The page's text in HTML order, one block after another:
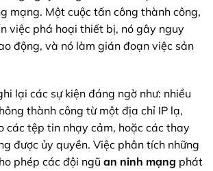
mạng. Một cuộc tấn công thành công,
việc phá hoại thiết bị, nó gây nguy
động, và nó làm gián đoạn việc sản
lại các sự kiện đáng ngờ như: nhiều
thành công từ một địa chỉ IP lạ,
các tệp tin nhạy cảm, hoặc các thay
được ủy quyền. Việc phân tích những
phép các đội ngũ an ninh mạng phát